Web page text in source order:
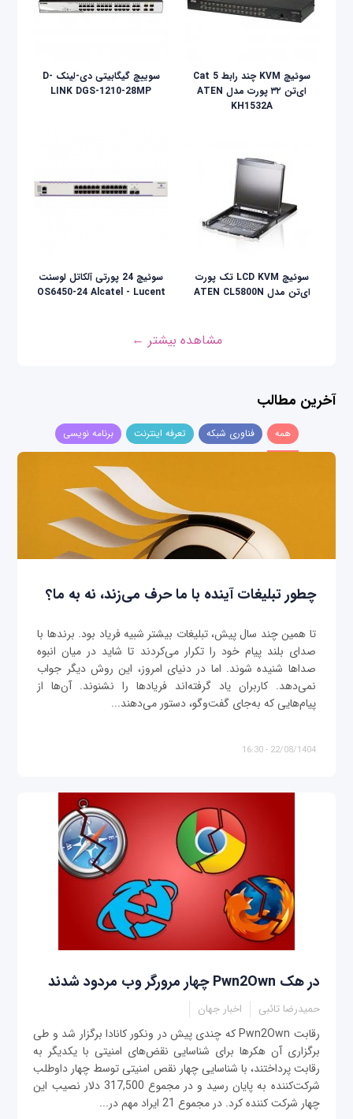
سوئیچ KVM چند رابط Cat 5
ای‌تن ۳۲ پورت مدل ATEN
KH1532A
سوییچ گیگابیتی دی-لینک D-
LINK DGS-1210-28MP
سوئيچ LCD KVM تک پورت
ای‌تن مدل ATEN CL5800N
سوئیچ 24 پورتی آلکاتل لوسنت
OS6450-24 Alcatel - Lucent
مشاهده بیشتر ←
آخرین مطالب
همه فناوری شبکه تعرفه اینترنت برنامه نویسی
چطور تبلیغات آینده با ما حرف می‌زند، نه به ما؟
تا همین چند سال پیش، تبلیغات بیشتر شبیه فریاد بود. برندها با
صدای بلند پیام خود را تکرار می‌کردند تا شاید در میان انبوه
صداها شنیده شوند. اما در دنیای امروز، این روش دیگر جواب
نمی‌دهد. کاربران یاد گرفته‌اند فریادها را نشنوند. آن‌ها از
پیام‌هایی که به‌جای گفت‌وگو، دستور می‌دهند...
22/08/1404 - 16:30
در هک Pwn2Own چهار مرورگر وب مردود شدند
حمیدرضا تائبی اخبار جهان
رقابت Pwn2Own که چندی پیش در ونکور کانادا برگزار شد و طی
برگزاری آن هکرها برای شناسایی نقض‌های امنیتی با یکدیگر به
رقابت پرداختند، با شناسایی چهار نقص امنیتی توسط چهار داوطلب
شرکت‌کننده به پایان رسید و در مجموع 317,500 دلار نصیب این
چهار شرکت کننده کرد. در مجموع 21 ایراد مهم در...